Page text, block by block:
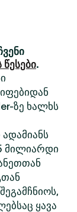
.
ზე ხალხს
მილიარდი
ყავა